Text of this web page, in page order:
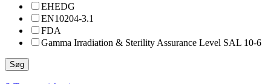
EHEDG
EN10204-3.1
FDA
Gamma Irradiation & Sterility Assurance Level SAL 10-6
Søg